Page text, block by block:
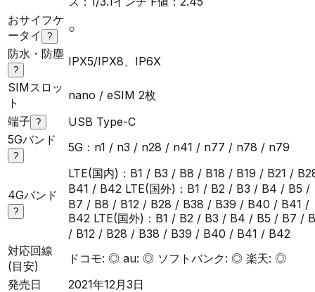
おサイフケ
ータイ
?
○
防水・防塵
?
IPX5/IPX8、IP6X
SIMスロッ
ト
nano / eSIM 2枚
端子 ?
USB Type-C
5Gバンド
?
5G：n1 / n3 / n28 / n41 / n77 / n78 / n79
4Gバンド
?
LTE(国内)：B1 / B3 / B8 / B18 / B19 / B21 /
B41 / B42 LTE(国外)：B1 / B2 / B3 / B4 / B5 /
B7 / B8 / B12 / B28 / B38 / B39 / B40 / B41 /
B42 LTE(国外)：B1 / B2 / B3 / B4 / B5 / B7 /
/ B12 / B28 / B38 / B39 / B40 / B41 / B42
対応回線
(目安)
ドコモ: ◎ au: ◎ ソフトバンク: ◎ 楽天: ◎
発売日
2021年12月3日